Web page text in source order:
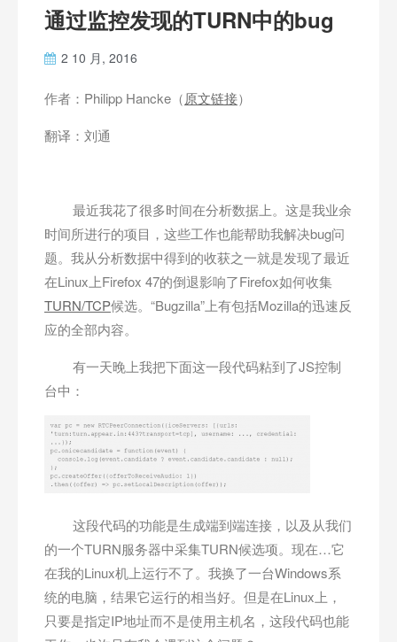
通过监控发现的TURN中的bug
2 10 月, 2016
作者：Philipp Hancke（原文链接）
翻译：刘通
最近我花了很多时间在分析数据上。这是我业余
时间所进行的项目，这些工作也能帮助我解决bug问
题。我从分析数据中得到的收获之一就是发现了最近
在Linux上Firefox 47的倒退影响了Firefox如何收集
TURN/TCP候选。“Bugzilla”上有包括Mozilla的迅速反
应的全部内容。
有一天晚上我把下面这一段代码粘到了JS控制
台中：
这段代码的功能是生成端到端连接，以及从我们
的一个TURN服务器中采集TURN候选项。现在…它
在我的Linux机上运行不了。我换了一台Windows系
统的电脑，结果它运行的相当好。但是在Linux上，
只要是指定IP地址而不是使用主机名，这段代码也能